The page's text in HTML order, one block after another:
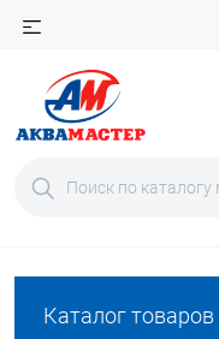
Каталог товаров